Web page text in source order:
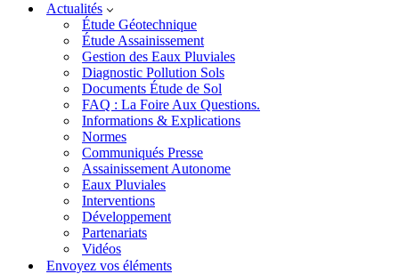
Actualités
Étude Géotechnique
Étude Assainissement
Gestion des Eaux Pluviales
Diagnostic Pollution Sols
Documents Étude de Sol
FAQ : La Foire Aux Questions.
Informations & Explications
Normes
Communiqués Presse
Assainissement Autonome
Eaux Pluviales
Interventions
Développement
Partenariats
Vidéos
Envoyez vos éléments